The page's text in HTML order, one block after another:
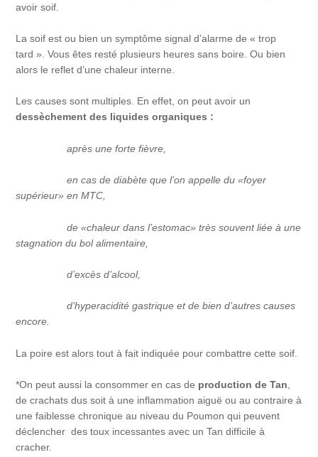
avoir soif.
La soif est ou bien un symptôme signal d’alarme de « trop
tard ». Vous êtes resté plusieurs heures sans boire. Ou bien
alors le reflet d’une chaleur interne.
Les causes sont multiples. En effet, on peut avoir un
dessèchement des liquides organiques :
après une forte fièvre,
en cas de diabète que l’on appelle du «foyer
supérieur» en MTC,
de «chaleur dans l’estomac» très souvent liée à une
stagnation du bol alimentaire,
d’excès d’alcool,
d’hyperacidité gastrique et de bien d’autres causes
encore.
La poire est alors tout à fait indiquée pour combattre cette soif.
*On peut aussi la consommer en cas de production de Tan
de crachats dus soit à une inflammation aiguë ou au contraire à
une faiblesse chronique au niveau du Poumon qui peuvent
déclencher des toux incessantes avec un Tan difficile à
cracher.